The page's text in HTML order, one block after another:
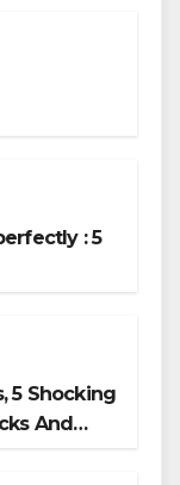
: 5
5 Shocking
And